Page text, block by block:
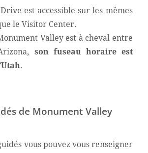
est accessible sur les mêmes
le Visitor Center.
Valley est à cheval entre
son fuseau horaire est
.
de Monument Valley
vous pouvez vous renseigner